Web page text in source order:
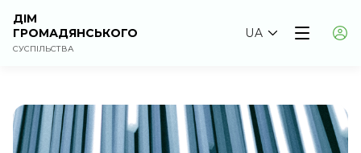
ДІМ
ГРОМАДЯНСЬКОГО
СУСПІЛЬСТВА
UA